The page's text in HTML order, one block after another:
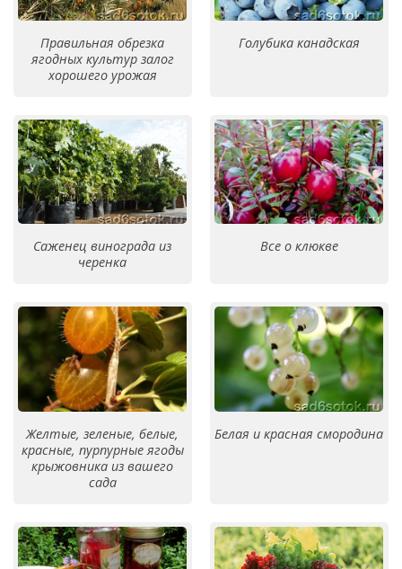
Правильная обрезка
ягодных культур залог
хорошего урожая
Голубика канадская
Саженец винограда из
черенка
Все о клюкве
Желтые, зеленые, белые,
красные, пурпурные ягоды
крыжовника из вашего
сада
Белая и красная смородина